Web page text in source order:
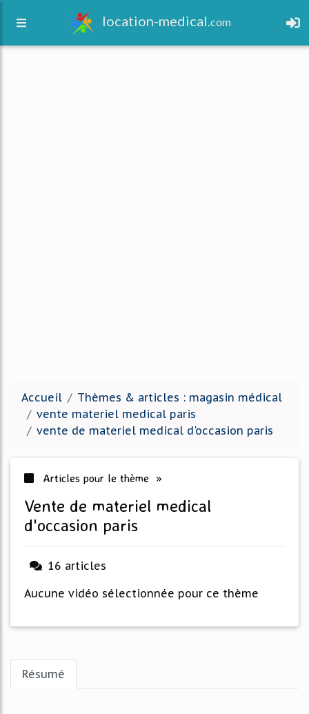
location-medical.com
Accueil
Thèmes & articles : magasin médical
vente materiel medical paris
vente de materiel medical d'occasion paris
Articles pour le thème »
vente de materiel medical
d'occasion paris
16 articles
Aucune vidéo sélectionnée pour ce thème
Résumé